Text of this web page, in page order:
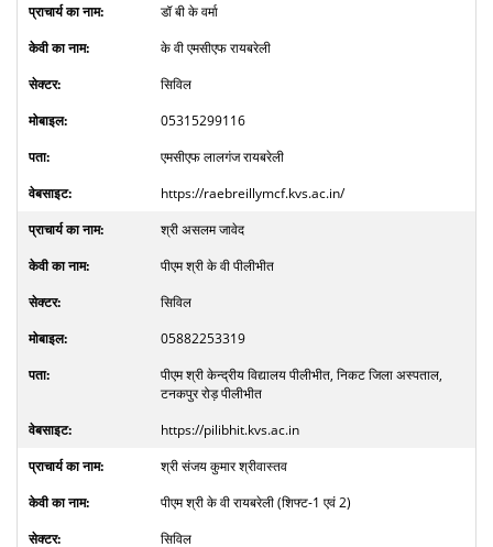
डॉ बी के वर्मा
के वी एमसीएफ रायबरेली
सिविल
05315299116
एमसीएफ लालगंज रायबरेली
https://raebreillymcf.kvs.ac.in/
श्री असलम जावेद
पीएम श्री के वी पीलीभीत
सिविल
05882253319
पीएम श्री केन्द्रीय विद्यालय पीलीभीत, निकट जिला अस्पताल,
टनकपुर रोड़ पीलीभीत
https://pilibhit.kvs.ac.in
श्री संजय कुमार श्रीवास्तव
पीएम श्री के वी रायबरेली (शिफ्ट-1 एवं 2)
सिविल